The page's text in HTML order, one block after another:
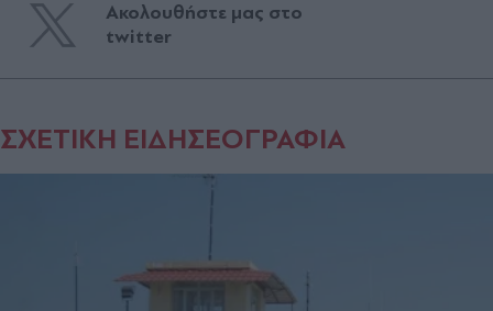
Ακολουθήστε μας στο
twitter
ΣΧΕΤΙΚΗ ΕΙΔΗΣΕΟΓΡΑΦΙΑ